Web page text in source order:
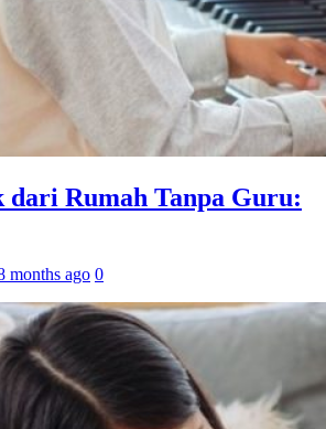
Rumah Tanpa Guru:
months ago 0